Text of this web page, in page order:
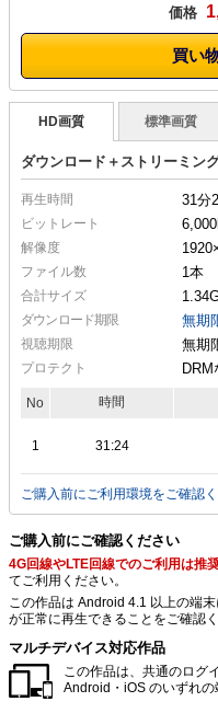
価格
買い
HD画質 標準画質
ダウンロード＋ストリーミン
再生時間 31分
ビットレート
解像度
ファイル数 1本
合計サイズ
ダウンロード期限 無期
視聴期限 無期
プロテクト DRM
No 時間
1 31:24
ご購入前にご利用環境をご確認
ご購入前にご確認ください
4G回線やLTE回線でのご利用は推
てご利用ください。
この作品は Android 4.1 以上の端
が正常に再生できることをご確認く
マルチデバイス対応作品
この作品は、共通のログ
Android・iOS のいずれの